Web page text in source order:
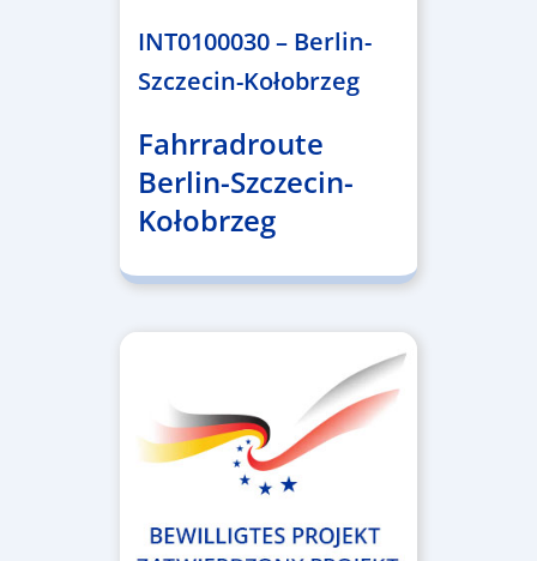
INT0100030 – Berlin-
Szczecin-Kołobrzeg
Fahrradroute
Berlin-Szczecin-
Kołobrzeg